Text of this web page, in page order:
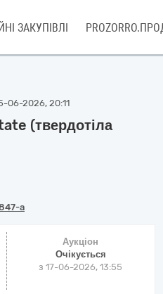
ЗАКУПІВЛІ
06-2026, 20:11
(твердотіла
a
Аукціон
Очікується
з17-06-2026, 13:55